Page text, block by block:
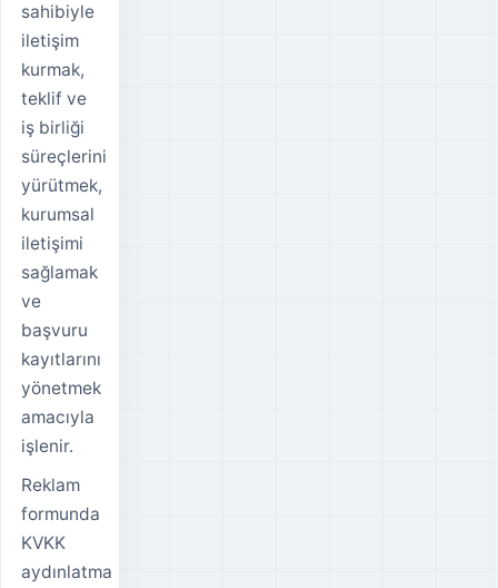
sahibiyle
iletişim
kurmak,
teklif ve
iş birliği
süreçlerini
yürütmek,
kurumsal
iletişimi
sağlamak
ve
başvuru
kayıtlarını
yönetmek
amacıyla
işlenir.
Reklam
formunda
KVKK
aydınlatma